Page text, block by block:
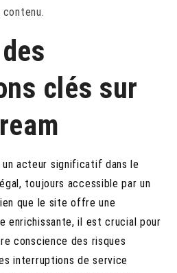
clés sur
un acteur significatif dans le
toujours accessible par un
que le site offre une
enrichissante, il est crucial pour
conscience des risques
interruptions de service